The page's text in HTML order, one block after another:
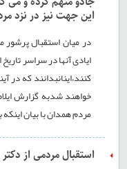
این جهت نیز در نزد
در میان استقبال
ایادی آنها در سراسر
کنند،اینانبدانند که در
خواهند شدبه گزارش
مردم همدان با بیان
استقبال مردمی از